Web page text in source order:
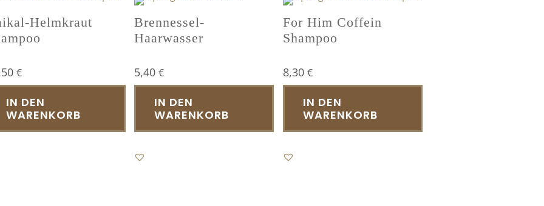
Optionen
können
auf
Produktseite
gewählt
werden
gewählt
Helmkraut
€
IN DEN
WARENKORB
Brennessel-
Haarwasser
5,40€
IN DEN
WARENKORB
For Him Coffein
Shampoo
8,30 €
IN DEN
WARENKORB